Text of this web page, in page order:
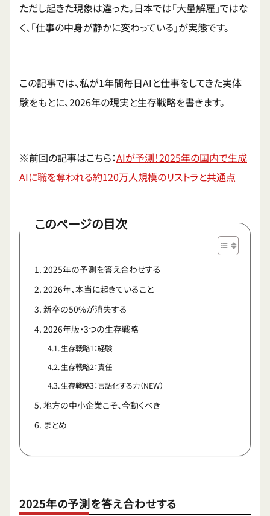
ただし起きた現象は違った。日本では「大量解雇」ではな
く、「仕事の中身が静かに変わっている」が実態です。
この記事では、私が1年間毎日AIと仕事をしてきた実体
験をもとに、2026年の現実と生存戦略を書きます。
※前回の記事はこちら：AIが予測！2025年の国内で生成
AIに職を奪われる約120万人規模のリストラと共通点
このページの目次
2025年の予測を答え合わせする
2026年、本当に起きていること
新卒の50%が消失する
2026年版・3つの生存戦略
生存戦略1：経験
生存戦略2：責任
生存戦略3：言語化する力（NEW）
地方の中小企業こそ、今動くべき
まとめ
2025年の予測を答え合わせする